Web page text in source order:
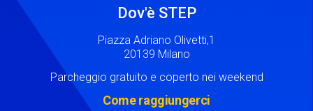
Dov'è STEP
Piazza Adriano Olivetti,1
20139 Milano
Parcheggio gratuito e coperto nei weekend
Come raggiungerci